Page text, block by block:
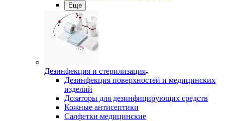
Еще
Дезинфекция и стерилизация
Дезинфекция поверхностей и медицинских
изделий
Дозаторы для дезинфицирующих средств
Кожные антисептики
Салфетки медицинские